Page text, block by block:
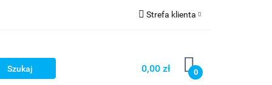
Strefa klienta
Zarejestruj się
Dodaj zgłoszenie
0,00 zł 0